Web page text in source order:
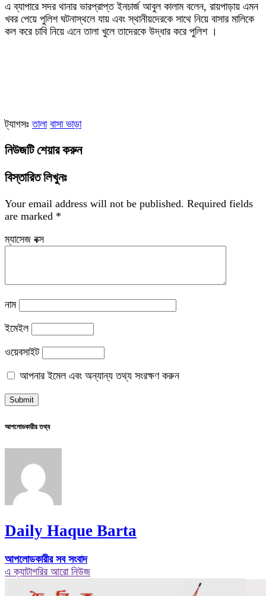
‎এ ব্যাপারে সদর থানার ভারপ্রাপ্ত ইনচার্জ আবুল কালাম বলেন, রায়পাড়ায় এমন
খবর পেয়ে পুলিশ ঘটনাস্থলে যায় এবং স্থানীয়দেরকে সাথে নিয়ে বাসার মালিকে
কল করে চাবি নিয়ে এনে তালা খুলে তাদেরকে উদ্ধার করে পুলিশ ।
ট্যাগসঃতালা বাসা ভাড়া
নিউজটি শেয়ার করুন
বিস্তারিত লিখুনঃ
Your email address will not be published. Required fields
are marked *
ম্যাসেজ বক্স
নাম
ইমেইল
ওয়েবসাইট
আপনার ইমেল এবং অন্যান্য তথ্য সংরক্ষণ করুন
আপলোডকারীর তথ্য
Daily Haque Barta
আপলোডকারীর সব সংবাদ
এ ক্যাটাগরির আরো নিউজ